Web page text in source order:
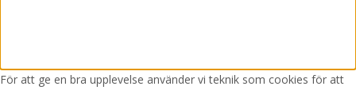
För att ge en bra upplevelse använder vi teknik som cookies för att